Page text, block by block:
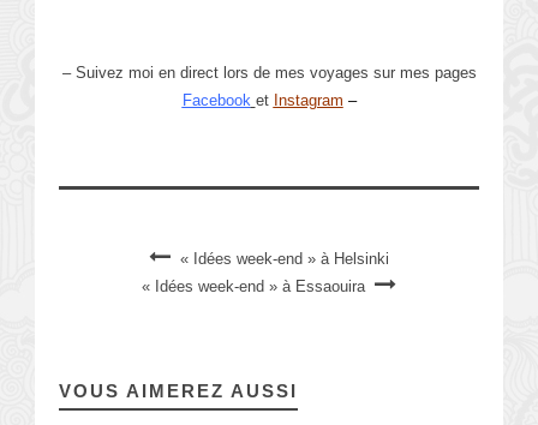
– Suivez moi en direct lors de mes voyages sur mes pages
Facebook et Instagram –
« Idées week-end » à Helsinki
« Idées week-end » à Essaouira
VOUS AIMEREZ AUSSI